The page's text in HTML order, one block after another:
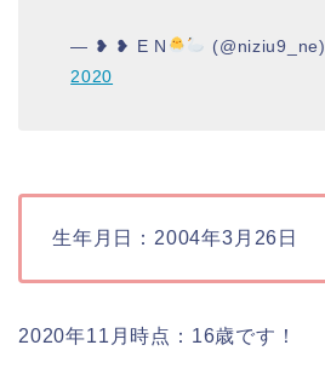
— ❥ ❥ E N (@niziu9_ne)
2020
生年月日： 2004年3月26日
2020年11月時点：16歳です！